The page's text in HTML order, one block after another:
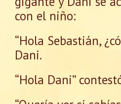
con el niño:
“Hola Sebastián,
Dani.
“Hola Dani”